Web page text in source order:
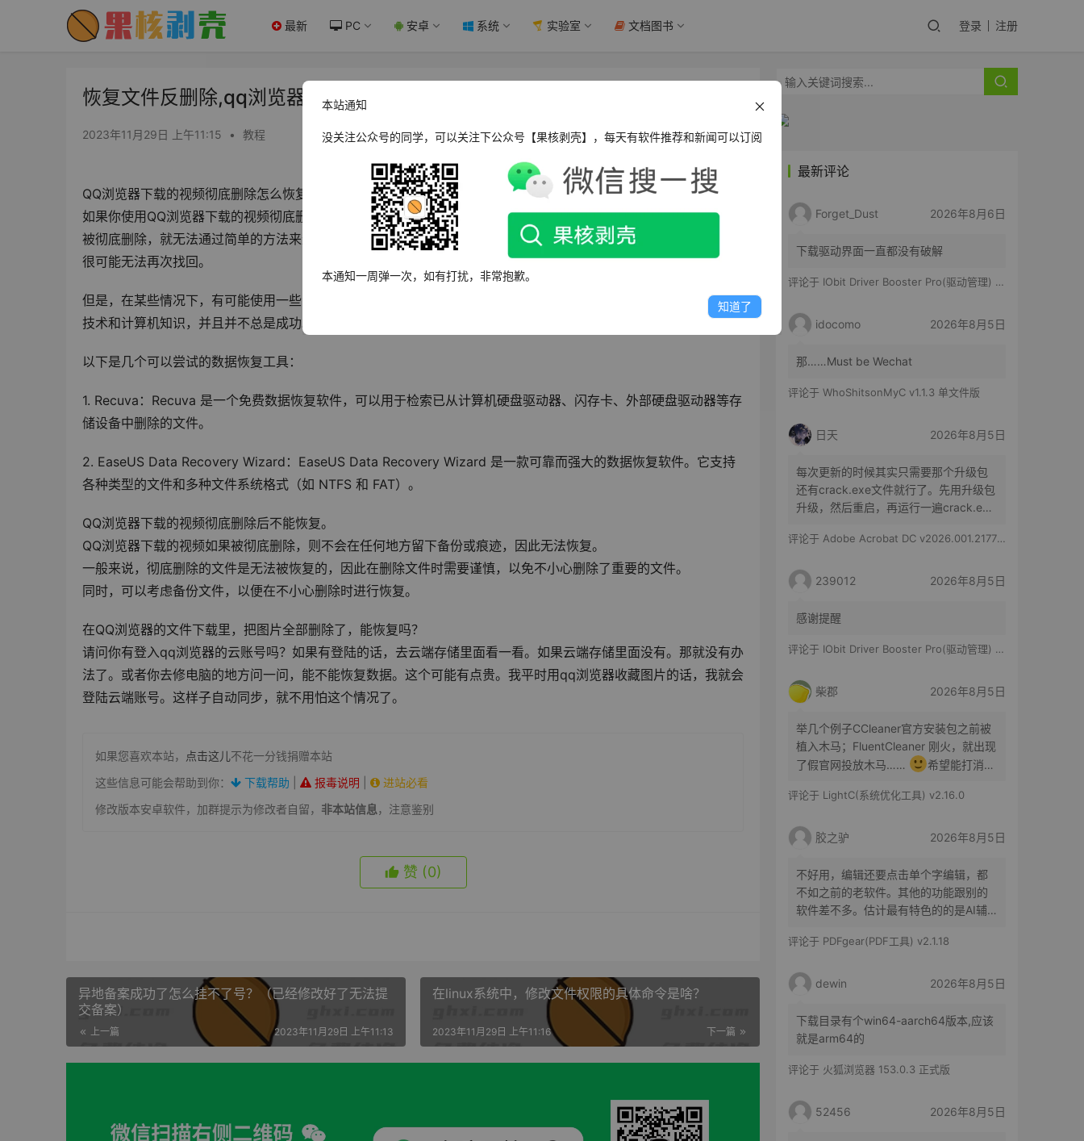
最新 PC 安卓 系统 实验室 文档图书 登录 注册
恢复文件反删除,qq浏览器文件删除了怎么恢复 - 果核剥壳
2023年11月29日 上午11:15 • 教程
QQ浏览器下载的视频彻底删除怎么恢复？
如果你使用QQ浏览器下载的视频彻底删除了，那么恢复它将会非常困难。因为在 Windows 操作系统中，一旦文件
被彻底删除，就无法通过简单的方法来进行恢复。所以如果您没有提前备份该视频或保存在云盘等外部存储设备上，
很可能无法再次找回。
但是，在某些情况下，有可能使用一些专业的数据恢复软件对已经删除的文件进行尝试恢复。这种方法需要具有一定
技术和计算机知识，并且并不总是成功。
以下是几个可以尝试的数据恢复工具：
1. Recuva：Recuva 是一个免费数据恢复软件，可以用于检索已从计算机硬盘驱动器、闪存卡、外部硬盘驱动器等存
储设备中删除的文件。
2. EaseUS Data Recovery Wizard：EaseUS Data Recovery Wizard 是一款可靠而强大的数据恢复软件。它支持
各种类型的文件和多种文件系统格式（如 NTFS 和 FAT）。
QQ浏览器下载的视频彻底删除后不能恢复。
QQ浏览器下载的视频如果被彻底删除，则不会在任何地方留下备份或痕迹，因此无法恢复。
一般来说，彻底删除的文件是无法被恢复的，因此在删除文件时需要谨慎，以免不小心删除了重要的文件。
同时，可以考虑备份文件，以便在不小心删除时进行恢复。
在QQ浏览器的文件下载里，把图片全部删除了，能恢复吗？
请问你有登入qq浏览器的云账号吗？如果有登陆的话，去云端存储里面看一看。如果云端存储里面没有。那就没有办
法了。或者你去修电脑的地方问一问，能不能恢复数据。这个可能有点贵。我平时用qq浏览器收藏图片的话，我就会
登陆云端账号。这样子自动同步，就不用怕这个情况了。
如果您喜欢本站， 点击这儿不花一分钱捐赠本站
这些信息可能会帮助到你：
下载帮助 报毒说明
进站必看
修改版本安卓软件，加群提示为修改者自留， 非本站信息，注意鉴别
赞 (0)
异地备案成功了怎么挂不了号？（已经修改好了无法提
交备案）
上一篇 2023年11月29日 上午11:13
在linux系统中，修改文件权限的具体命令是啥？
下一篇
2023年11月29日 上午11:16
最新评论
Forget_Dust 2026年8月6日
下载驱动界面一直都没有破解
评论于 IObit Driver Booster Pro(驱动管理) v13.6.0.438 便携修改版
idocomo 2026年8月5日
那……Must be Wechat
评论于 WhoShitsonMyC v1.1.3 单文件版
日天 2026年8月5日
每次更新的时候其实只需要那个升级包
还有crack.exe文件就行了。先用升级包
升级，然后重启，再运行一遍crack.exe
评论于 Adobe Acrobat DC v2026.001.21779 特别版
239012 2026年8月5日
感谢提醒
评论于 IObit Driver Booster Pro(驱动管理) v13.6.0.438 便携修改版
柴郡 2026年8月5日
举几个例子CCleaner官方安装包之前被
植入木马；FluentCleaner 刚火，就出现
了假官网投放木马……
希望能打消你
评论于 LightC(系统优化工具) v2.16.0
胶之驴 2026年8月5日
不好用，编辑还要点击单个字编辑，都
不如之前的老软件。其他的功能跟别的
软件差不多。估计最有特色的的是AI辅
评论于 PDFgear(PDF工具) v2.1.18
dewin 2026年8月5日
下载目录有个win64-aarch64版本,应该
就是arm64的
评论于 火狐浏览器 153.0.3 正式版
52456 2026年8月5日
本站通知
没关注公众号的同学，可以关注下公众号【果核剥壳】，每天有软件推荐和新闻可以订阅
本通知一周弹一次，如有打扰，非常抱歉。
知道了